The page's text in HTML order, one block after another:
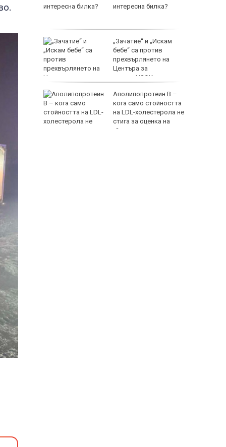
интересна билка?
„Зачатие“ и „Искам
бебе“ са против
прехвърлянето на
Центъра за
асистирана репродукция към НЗОК
Аполипопротеин B –
кога само стойността
на LDL-холестерола не
стига за оценка на
сърдечносъдовия риск?